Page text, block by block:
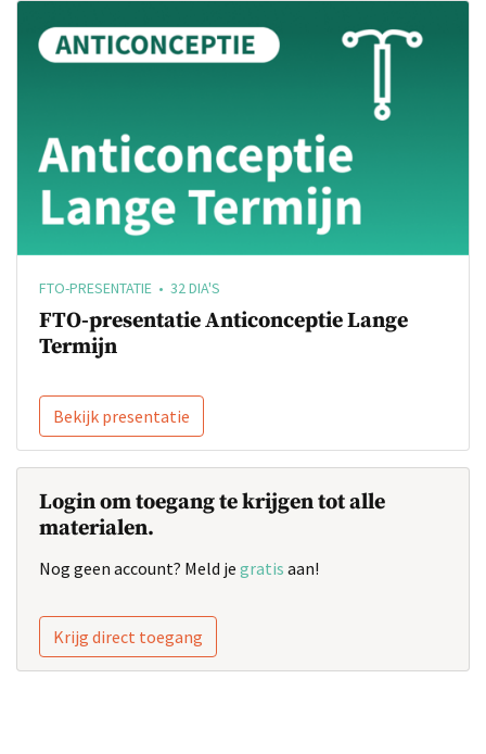
FTO-PRESENTATIE • 32 DIA'S
FTO-presentatie Anticonceptie Lange
Termijn
Bekijk presentatie
Login om toegang te krijgen tot alle
materialen.
Nog geen account? Meld je gratis aan!
Krijg direct toegang